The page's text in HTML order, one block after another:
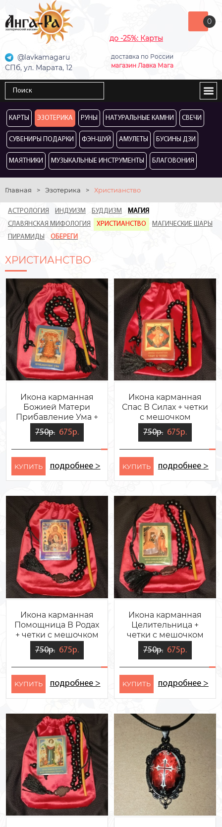
до -25%: Карты
доставка по России
магазин Лавка Мага
@lavkamagaru
СПб, ул. Марата, 12
0
КАРТЫ ЭЗОТЕРИКА РУНЫ НАТУРАЛЬНЫЕ КАМНИ СВЕЧИ
СУВЕНИРЫ ПОДАРКИ ФЭН-ШУЙ АМУЛЕТЫ БУСИНЫ ДЗИ
МАЯТНИКИ МУЗЫКАЛЬНЫЕ ИНСТРУМЕНТЫ БЛАГОВОНИЯ
Главная > Эзотерика > Христианство
АСТРОЛОГИЯ ИНДУИЗМ БУДДИЗМ
МАГИЯ
СЛАВЯНСКАЯ МИФОЛОГИЯ
ХРИСТИАНСТВО
МАГИЧЕСКИЕ ШАРЫ
ПИРАМИДЫ
ОБЕРЕГИ
ХРИСТИАНСТВО
Икона карманная
Божией Матери
Прибавление Ума +
четки с мешочком
750р. 675р.
KУПИТЬ подробнее >
Икона карманная
Спас В Силах + четки
с мешочком
750р. 675р.
KУПИТЬ подробнее >
Икона карманная
Помощница В Родах
+ четки с мешочком
750р. 675р.
KУПИТЬ подробнее >
Икона карманная
Целительница +
четки с мешочком
750р. 675р.
KУПИТЬ подробнее >